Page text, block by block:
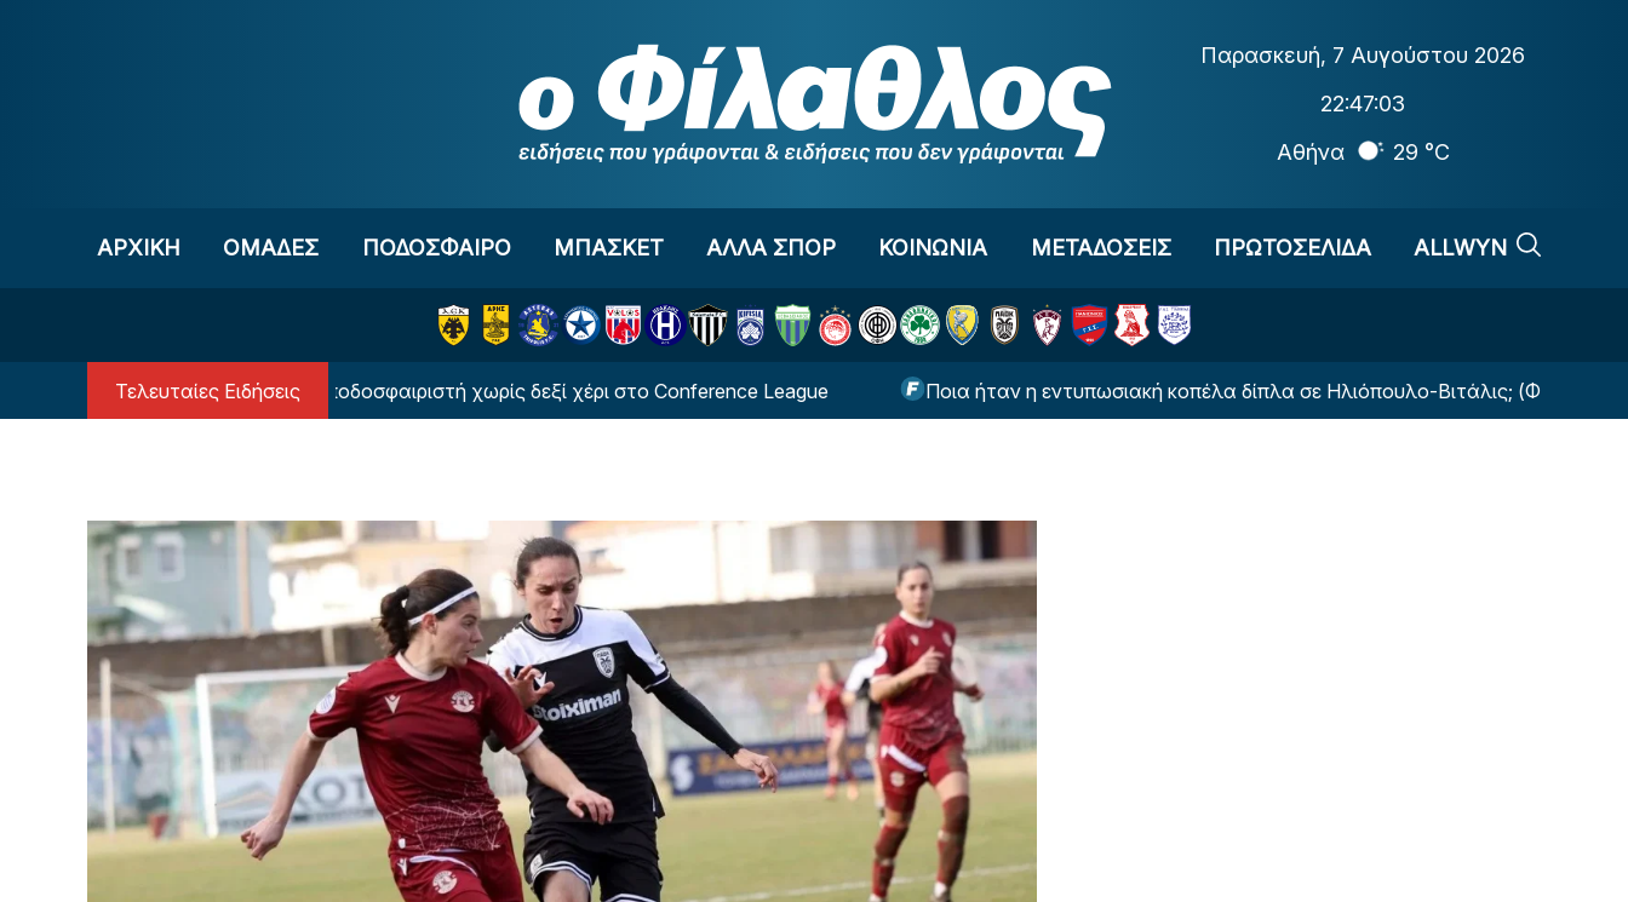
Παρασκευή, 7 Αυγούστου 2026
22:47:04
Αθήνα
29 °C
ΑΡΧΙΚΗ OΜΑΔΕΣ ΠΟΔΟΣΦΑΙΡΟ ΜΠΑΣΚΕΤ ΑΛΛΑ ΣΠΟΡ ΚΟΙΝΩΝΙΑ ΜΕΤΑΔΟΣΕΙΣ ΠΡΩΤΟΣΕΛΙΔΑ ALLWYN
Τελευταίες Ειδήσεις
ιστορία του ποδοσφαιριστή χωρίς δεξί χέρι στο Conference League Ποια ήταν η εντυπωσιακή κοπέλα δίπλα σε Ηλιόπουλο-Βιτάλις; (ΦΩΤΟ)